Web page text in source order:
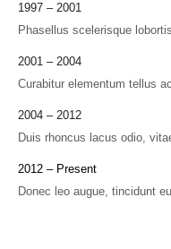
1997 – 2001
Phasellus scelerisque
2001 – 2004
Curabitur elementum tellus
2004 – 2012
Duis rhoncus lacus odio,
2012 – Present
Donec leo augue, tincidunt